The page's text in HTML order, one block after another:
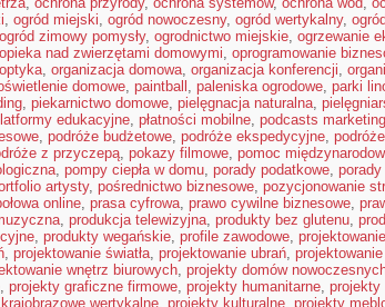
, ogród miejski, ogród nowoczesny, ogród wertykalny,
ogród zimowy pomysły, ogrodnictwo miejskie, ogrzewanie
opieka nad zwierzętami domowymi, oprogramowanie
optyka, organizacja domowa, organizacja konferencji,
domowe, paintball , paleniska ogrodowe, parki
, piekarnictwo domowe, pielęgnacja naturalna,
edukacyjne, płatności mobilne, podcasts marketing
, podróże budżetowe, podróże ekspedycyjne,
z przyczepą, pokazy filmowe, pomoc
, pompy ciepła w domu, porady podatkowe,
artysty, pośrednictwo biznesowe, pozycjonowanie
online, prasa cyfrowa, prawo cywilne biznesowe,
, produkcja telewizyjna, produkty bez glutenu,
, produkty wegańskie, profile zawodowe,
, projektowanie światła, projektowanie ubrań, projektowanie
wnętrz biurowych, projekty domów
, projekty graficzne firmowe, projekty humanitarne, projekty
wertykalne, projekty kulturalne, projekty